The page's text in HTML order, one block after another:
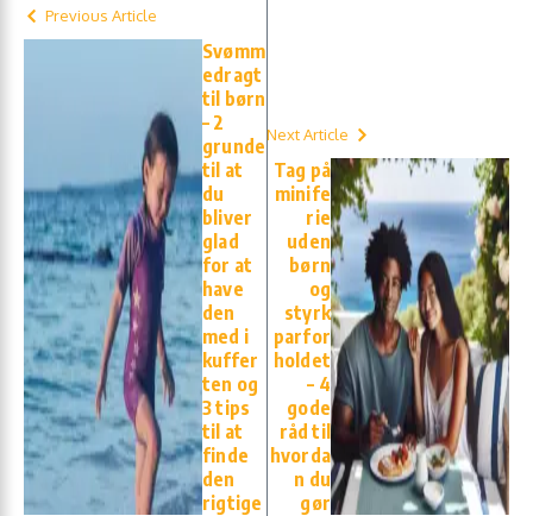
Previous Article
Svømm
edragt
til børn
– 2
grunde
til at
du
bliver
glad
for at
have
den
med i
kuffer
ten og
3 tips
til at
finde
den
rigtige
Next Article
Tag på
minife
rie
uden
børn
og
styrk
parfor
holdet
– 4
gode
råd til
hvorda
n du
gør